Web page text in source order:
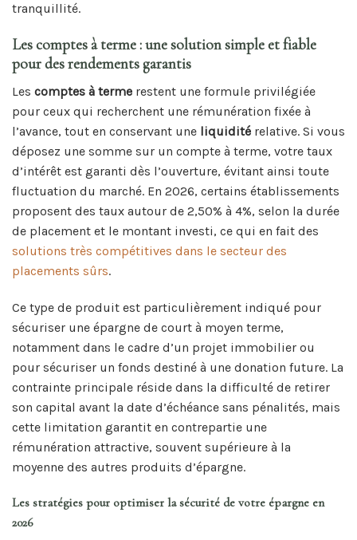
tranquillité.
Les comptes à terme : une solution simple et fiable
pour des rendements garantis
Les comptes à terme restent une formule privilégiée
pour ceux qui recherchent une rémunération fixée à
l’avance, tout en conservant une liquidité relative. Si vous
déposez une somme sur un compte à terme, votre taux
d’intérêt est garanti dès l’ouverture, évitant ainsi toute
fluctuation du marché. En 2026, certains établissements
proposent des taux autour de 2,50% à 4%, selon la durée
de placement et le montant investi, ce qui en fait des
solutions très compétitives dans le secteur des
placements sûrs.
Ce type de produit est particulièrement indiqué pour
sécuriser une épargne de court à moyen terme,
notamment dans le cadre d’un projet immobilier ou
pour sécuriser un fonds destiné à une donation future. La
contrainte principale réside dans la difficulté de retirer
son capital avant la date d’échéance sans pénalités, mais
cette limitation garantit en contrepartie une
rémunération attractive, souvent supérieure à la
moyenne des autres produits d’épargne.
Les stratégies pour optimiser la sécurité de votre épargne en
2026